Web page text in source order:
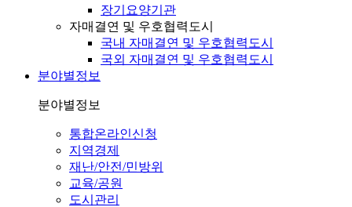
장기요양기관
자매결연 및 우호협력도시
국내 자매결연 및 우호협력도시
국외 자매결연 및 우호협력도시
분야별정보
분야별정보
통합온라인신청
지역경제
재난/안전/민방위
교육/공원
도시관리